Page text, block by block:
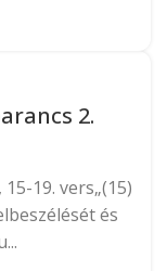
2.
19. vers„(15)
és